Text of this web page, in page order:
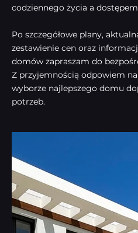
codziennego życia a
Po szczegółowe plany,
zestawienie cen oraz
domów zapraszam do
Z przyjemnością odpowiem
wyborze najlepszego domu
potrzeb.